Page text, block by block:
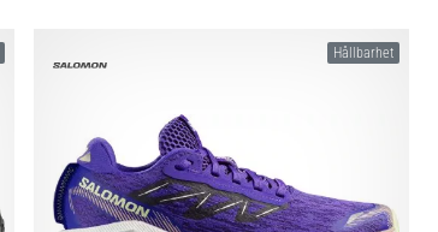
Hållbarhet